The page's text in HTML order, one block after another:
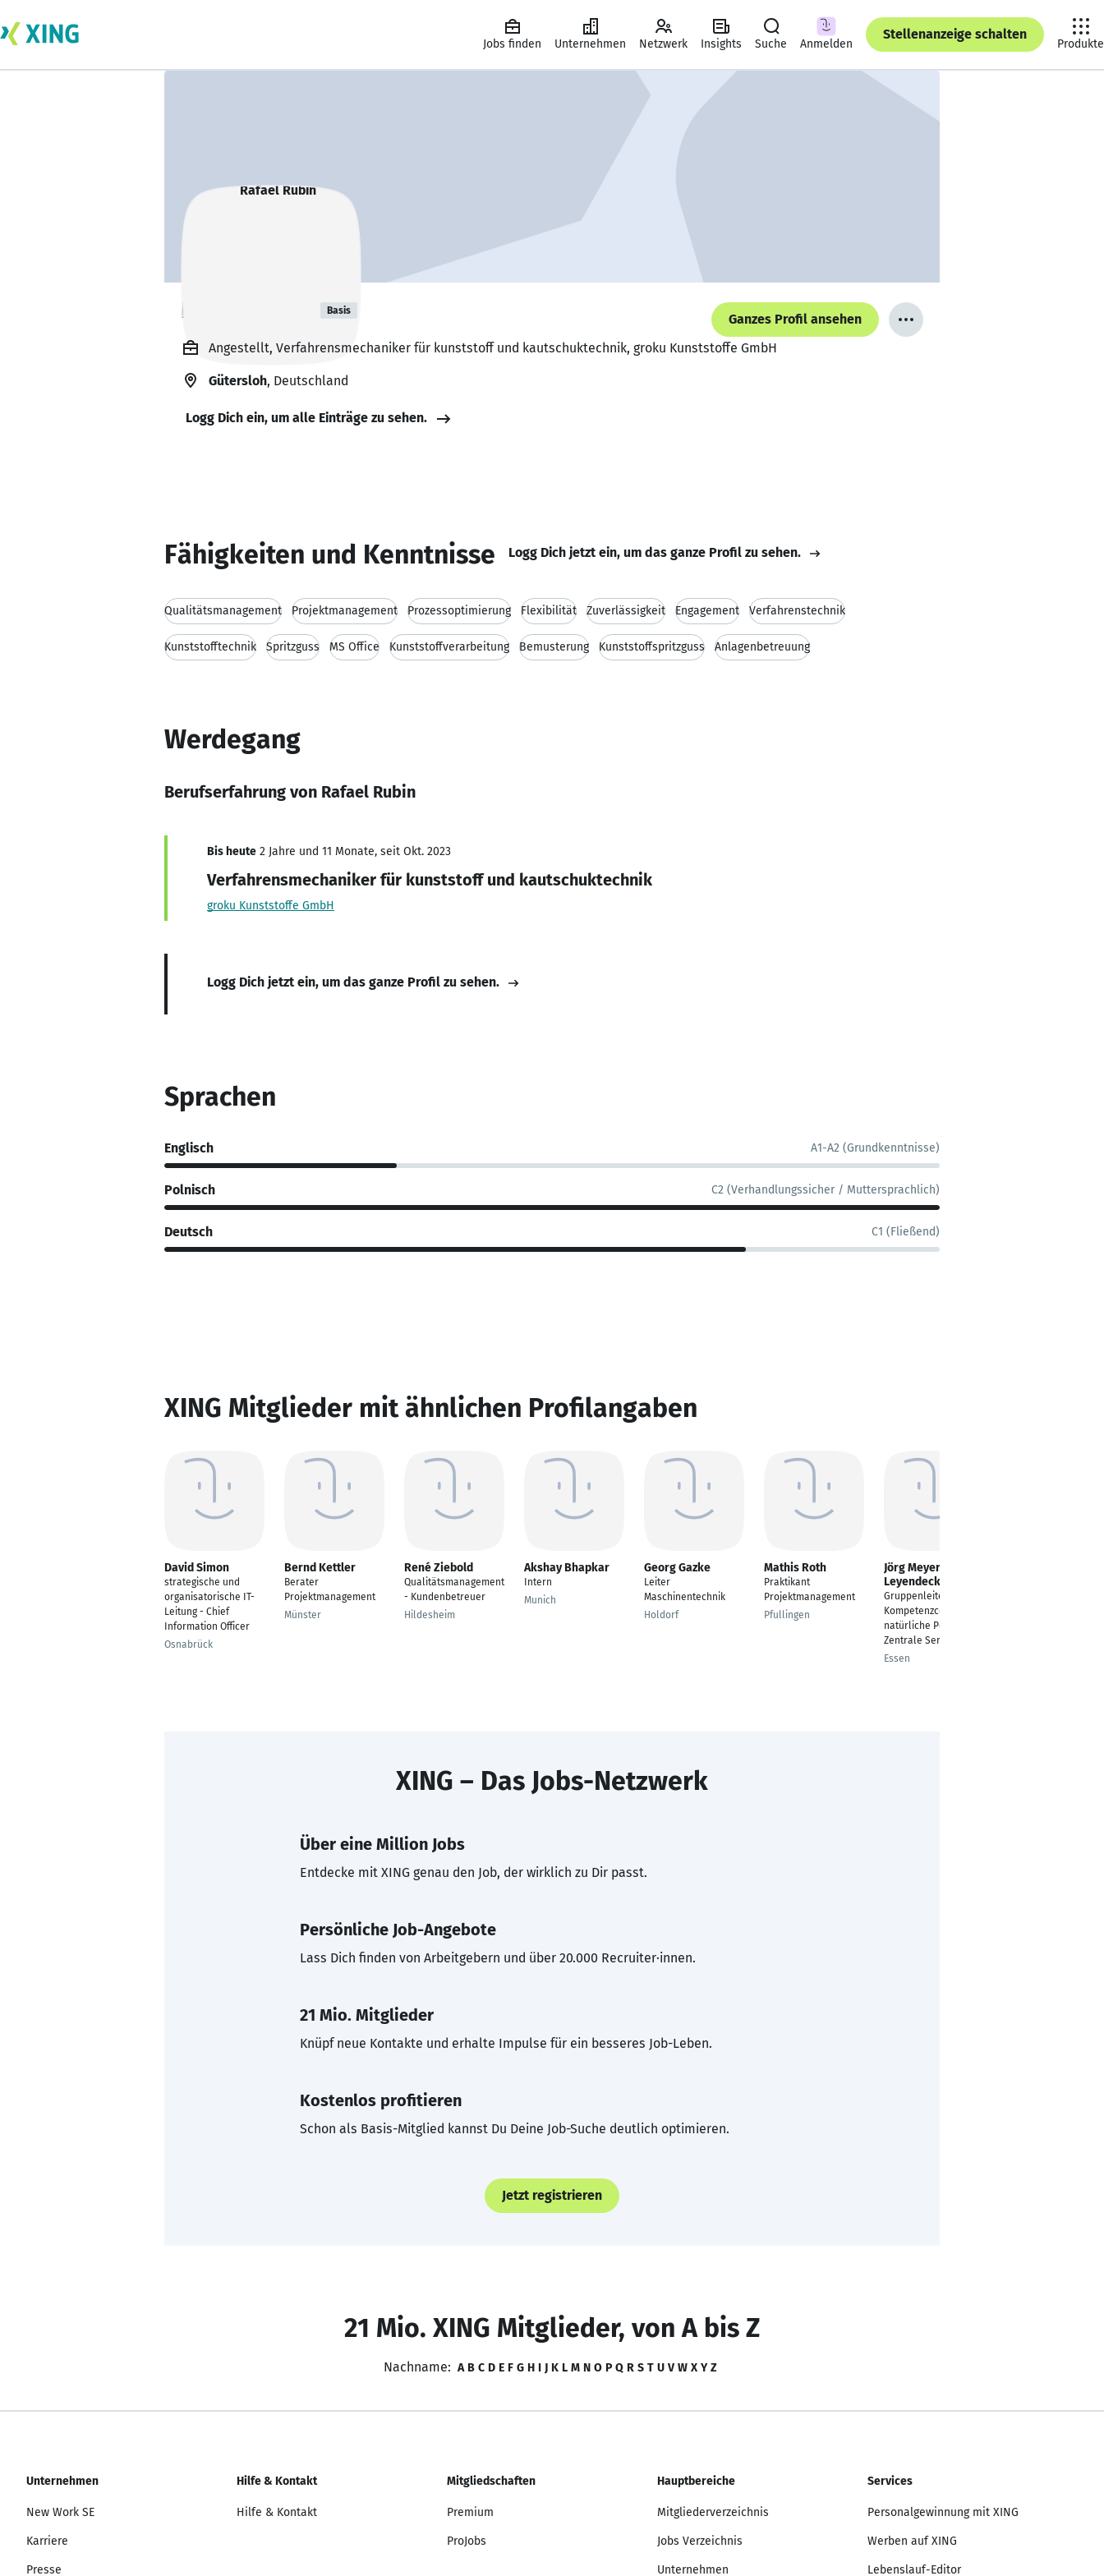
Jobs finden Unternehmen Netzwerk Insights Suche Anmelden
Stellenanzeige schalten
Produkte
Rafael Rubin Basis
Ganzes Profil ansehen
Angestellt, Verfahrensmechaniker für kunststoff und kautschuktechnik, groku Kunststoffe GmbH
Gütersloh, Deutschland
Logg Dich ein, um alle Einträge zu sehen.
Fähigkeiten und Kenntnisse Logg Dich jetzt ein, um das ganze Profil zu sehen.
Qualitätsmanagement Projektmanagement Prozessoptimierung Flexibilität Zuverlässigkeit Engagement Verfahrenstechnik
Kunststofftechnik Spritzguss MS Office Kunststoffverarbeitung Bemusterung Kunststoffspritzguss Anlagenbetreuung
Werdegang
Berufserfahrung von Rafael Rubin
Bis heute 2 Jahre und 11 Monate, seit Okt. 2023
Verfahrensmechaniker für kunststoff und kautschuktechnik
groku Kunststoffe GmbH
Logg Dich jetzt ein, um das ganze Profil zu sehen.
Sprachen
Englisch A1-A2 (Grundkenntnisse)
Polnisch C2 (Verhandlungssicher / Muttersprachlich)
Deutsch C1 (Fließend)
XING Mitglieder mit ähnlichen Profilangaben
David Simon
strategische und
organisatorische IT-
Leitung - Chief
Information Officer
Osnabrück
Bernd Kettler
Berater
Projektmanagement
Münster
René Ziebold
Qualitätsmanagement
- Kundenbetreuer
Hildesheim
Akshay Bhapkar
Intern
Munich
Georg Gazke
Leiter
Maschinentechnik
Holdorf
Mathis Roth
Praktikant
Projektmanagement
Pfullingen
Jörg Meyer-
Leyendecker
Gruppenleiter
Kompetenzcenter
natürliche Personen -
Zentrale Services
Essen
XING – Das Jobs-Netzwerk
Über eine Million Jobs
Entdecke mit XING genau den Job, der wirklich zu Dir passt.
Persönliche Job-Angebote
Lass Dich finden von Arbeitgebern und über 20.000 Recruiter·innen.
21 Mio. Mitglieder
Knüpf neue Kontakte und erhalte Impulse für ein besseres Job-Leben.
Kostenlos profitieren
Schon als Basis-Mitglied kannst Du Deine Job-Suche deutlich optimieren.
Jetzt registrieren
21 Mio. XING Mitglieder, von A bis Z
Nachname: A B C D E F G H I J K L M N O P Q R S T U V W X Y Z
Unternehmen
New Work SE
Karriere
Presse
Hilfe & Kontakt
Hilfe & Kontakt
Mitgliedschaften
Premium
ProJobs
Hauptbereiche
Mitgliederverzeichnis
Jobs Verzeichnis
Unternehmen
Services
Personalgewinnung mit XING
Werben auf XING
Lebenslauf-Editor